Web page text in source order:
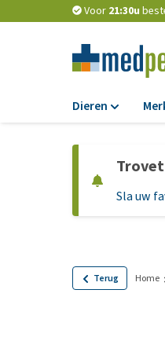
Voor 21:30u
Dieren
Sla uw
Terug Home